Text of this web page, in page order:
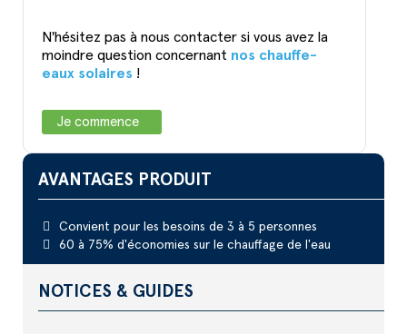
N'hésitez pas à nous contacter si vous avez la
moindre question concernant nos chauffe-
eaux solaires !
Je commence
AVANTAGES PRODUIT
Convient pour les besoins de 3 à 5 personnes
60 à 75% d'économies sur le chauffage de l'eau
NOTICES & GUIDES